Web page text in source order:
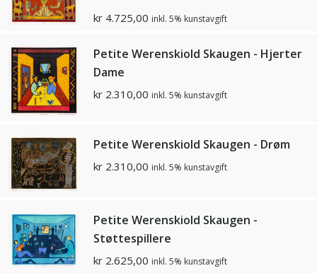
kr 4.725,00 inkl. 5% kunstavgift
Petite Werenskiold Skaugen - Hjerter
Dame
kr 2.310,00 inkl. 5% kunstavgift
Petite Werenskiold Skaugen - Drøm
kr 2.310,00 inkl. 5% kunstavgift
Petite Werenskiold Skaugen -
Støttespillere
kr 2.625,00 inkl. 5% kunstavgift